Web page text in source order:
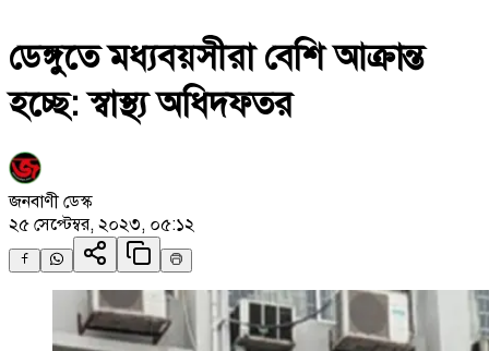
ডেঙ্গুতে মধ্যবয়সীরা বেশি আক্রান্ত
হচ্ছে: স্বাস্থ্য অধিদফতর
জনবাণী ডেস্ক
২৫ সেপ্টেম্বর, ২০২৩, ০৫:১২